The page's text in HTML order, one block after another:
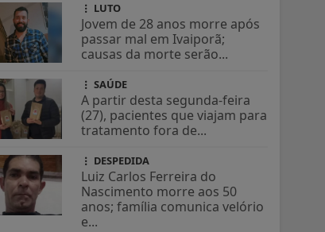
LUTO
Jovem de 28 anos morre após
passar mal em Ivaiporã;
causas da morte serão...
SAÚDE
A partir desta segunda-feira
(27), pacientes que viajam para
tratamento fora de...
DESPEDIDA
Luiz Carlos Ferreira do
Nascimento morre aos 50
anos; família comunica velório
e...